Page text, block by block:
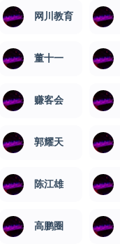
网川教育
董十一
赚客会
郭耀天
陈江雄
高鹏圈